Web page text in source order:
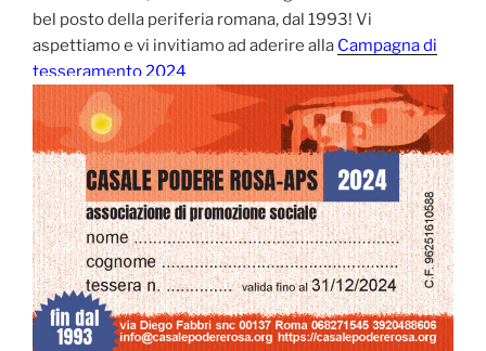
bel posto della periferia romana, dal 1993! Vi
aspettiamo e vi invitiamo ad aderire alla Campagna di
tesseramento 2024